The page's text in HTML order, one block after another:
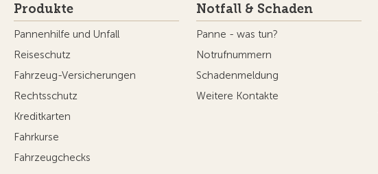
Produkte
Pannenhilfe und Unfall
Reiseschutz
Fahrzeug-Versicherungen
Rechtsschutz
Kreditkarten
Fahrkurse
Fahrzeugchecks
Notfall & Schaden
Panne - was tun?
Notrufnummern
Schadenmeldung
Weitere Kontakte